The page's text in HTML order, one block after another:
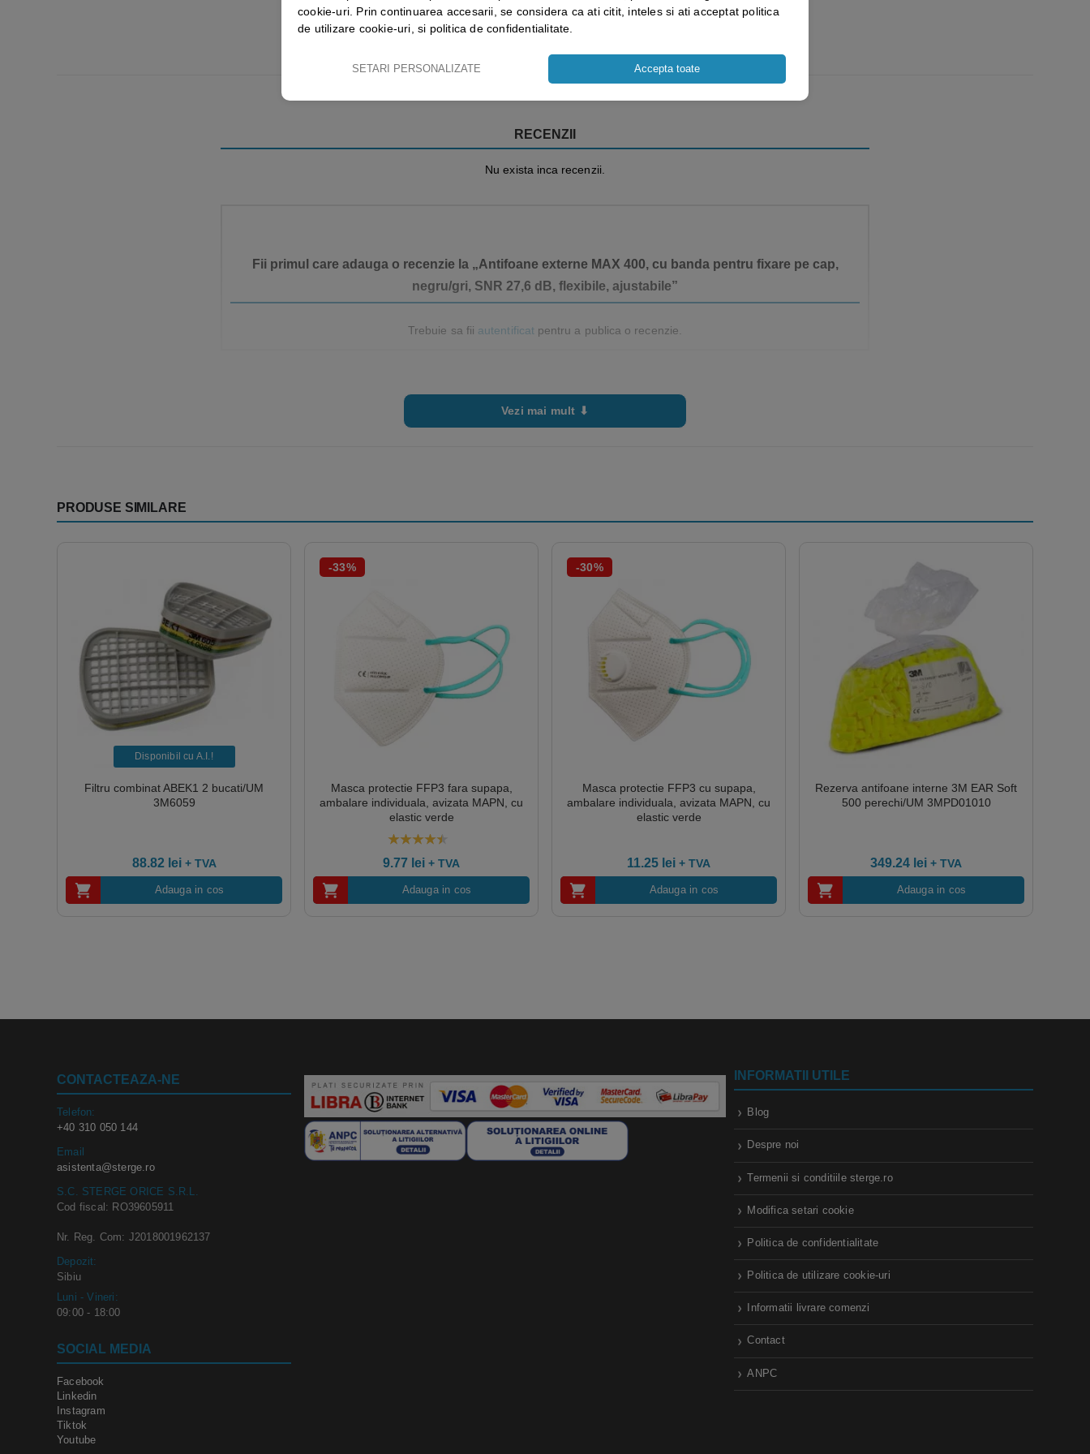
RECENZII
Nu exista inca recenzii.
Fii primul care adauga o recenzie la „Antifoane externe MAX 400, cu banda pentru fixare pe cap,
negru/gri, SNR 27,6 dB, flexibile, ajustabile”
Trebuie sa fii autentificat pentru a publica o recenzie.
Vezi mai mult ⬇
PRODUSE SIMILARE
Disponibil cu A.I.​!
Filtru combinat ABEK1 2 bucati/UM
3M6059
88.82 lei + TVA
Adauga in cos
-33%
Masca protectie FFP3 fara supapa,
ambalare individuala, avizata MAPN, cu
elastic verde
9.77 lei + TVA
Adauga in cos
-30%
Masca protectie FFP3 cu supapa,
ambalare individuala, avizata MAPN, cu
elastic verde
11.25 lei + TVA
Adauga in cos
Rezerva antifoane interne 3M EAR Soft
500 perechi/UM 3MPD01010
349.24 lei + TVA
Adauga in cos
CONTACTEAZA-NE
Telefon:
+40 310 050 144
Email
asistenta@sterge.ro
S.C. STERGE ORICE S.R.L.
Cod fiscal: RO39605911
Nr. Reg. Com: J2018001962137
Depozit:
Sibiu
Luni - Vineri:
09:00 - 18:00
SOCIAL MEDIA
Facebook
Linkedin
Instagram
Tiktok
Youtube
INFORMATII UTILE
Blog
Despre noi
Termenii si conditiile sterge.ro
Modifica setari cookie
Politica de confidentialitate
Politica de utilizare cookie-uri
Informatii livrare comenzi
Contact
ANPC
cookie-uri. Prin continuarea accesarii, se considera ca ati citit, inteles si ati acceptat politica
de utilizare cookie-uri, si politica de confidentialitate.
SETARI PERSONALIZATE Accepta toate